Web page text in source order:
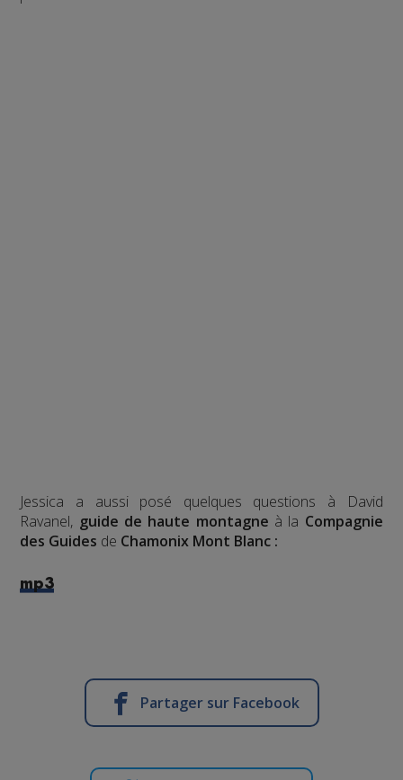
Jessica a aussi posé quelques questions à David
Ravanel, guide de haute montagne à la Compagnie
des Guides de Chamonix Mont Blanc :
mp3
Partager sur Facebook